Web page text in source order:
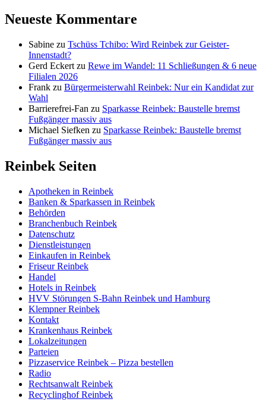
Neueste Kommentare
Sabine zu Tschüss Tchibo: Wird Reinbek zur Geister-
Innenstadt?
Gerd Eckert zu Rewe im Wandel: 11 Schließungen & 6 neue
Filialen 2026
Frank zu Bürgermeisterwahl Reinbek: Nur ein Kandidat zur
Wahl
Barrierefrei-Fan zu Sparkasse Reinbek: Baustelle bremst
Fußgänger massiv aus
Michael Siefken zu Sparkasse Reinbek: Baustelle bremst
Fußgänger massiv aus
Reinbek Seiten
Apotheken in Reinbek
Banken & Sparkassen in Reinbek
Behörden
Branchenbuch Reinbek
Datenschutz
Dienstleistungen
Einkaufen in Reinbek
Friseur Reinbek
Handel
Hotels in Reinbek
HVV Störungen S-Bahn Reinbek und Hamburg
Klempner Reinbek
Kontakt
Krankenhaus Reinbek
Lokalzeitungen
Parteien
Pizzaservice Reinbek – Pizza bestellen
Radio
Rechtsanwalt Reinbek
Recyclinghof Reinbek